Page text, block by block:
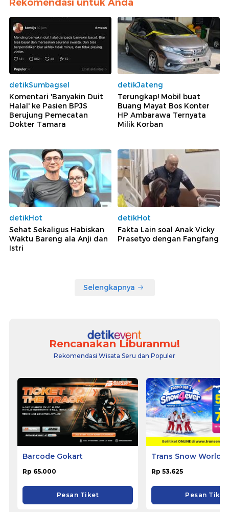
Rekomendasi untuk Anda
detikSumbagsel
Komentari 'Banyakin Duit
Halal' ke Pasien BPJS
Berujung Pemecatan
Dokter Tamara
detikJateng
Terungkap! Mobil buat
Buang Mayat Bos Konter
HP Ambarawa Ternyata
Milik Korban
detikHot
Sehat Sekaligus Habiskan
Waktu Bareng ala Anji dan
Istri
detikHot
Fakta Lain soal Anak Vicky
Prasetyo dengan Fangfang
Selengkapnya
Rencanakan Liburanmu!
Rekomendasi Wisata Seru dan Populer
Barcode Gokart
Rp 65.000
Pesan Tiket
Trans Snow World
Rp 53.625
Pesan Tiket